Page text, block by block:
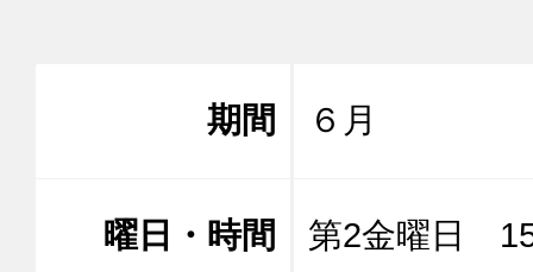
期間 ６月
曜日・時間 第2金曜日